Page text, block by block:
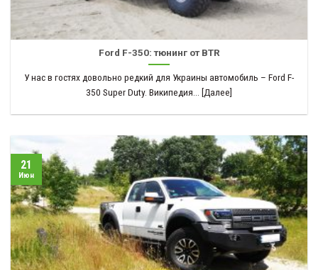
Ford F-350: тюнинг от BTR
У нас в гостях довольно редкий для Украины автомобиль – Ford F-
350 Super Duty. Википедия... [Далее]
21
Июн